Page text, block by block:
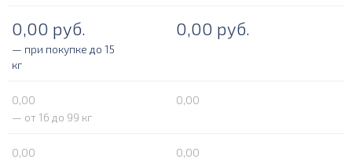
0,00 руб. 0,00 руб.
— при покупке до 15
кг
0,00
0,00
— от 16 до 99 кг
0,00
0,00